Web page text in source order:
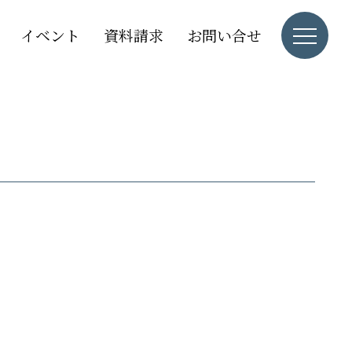
イベント 資料請求 お問い合せ